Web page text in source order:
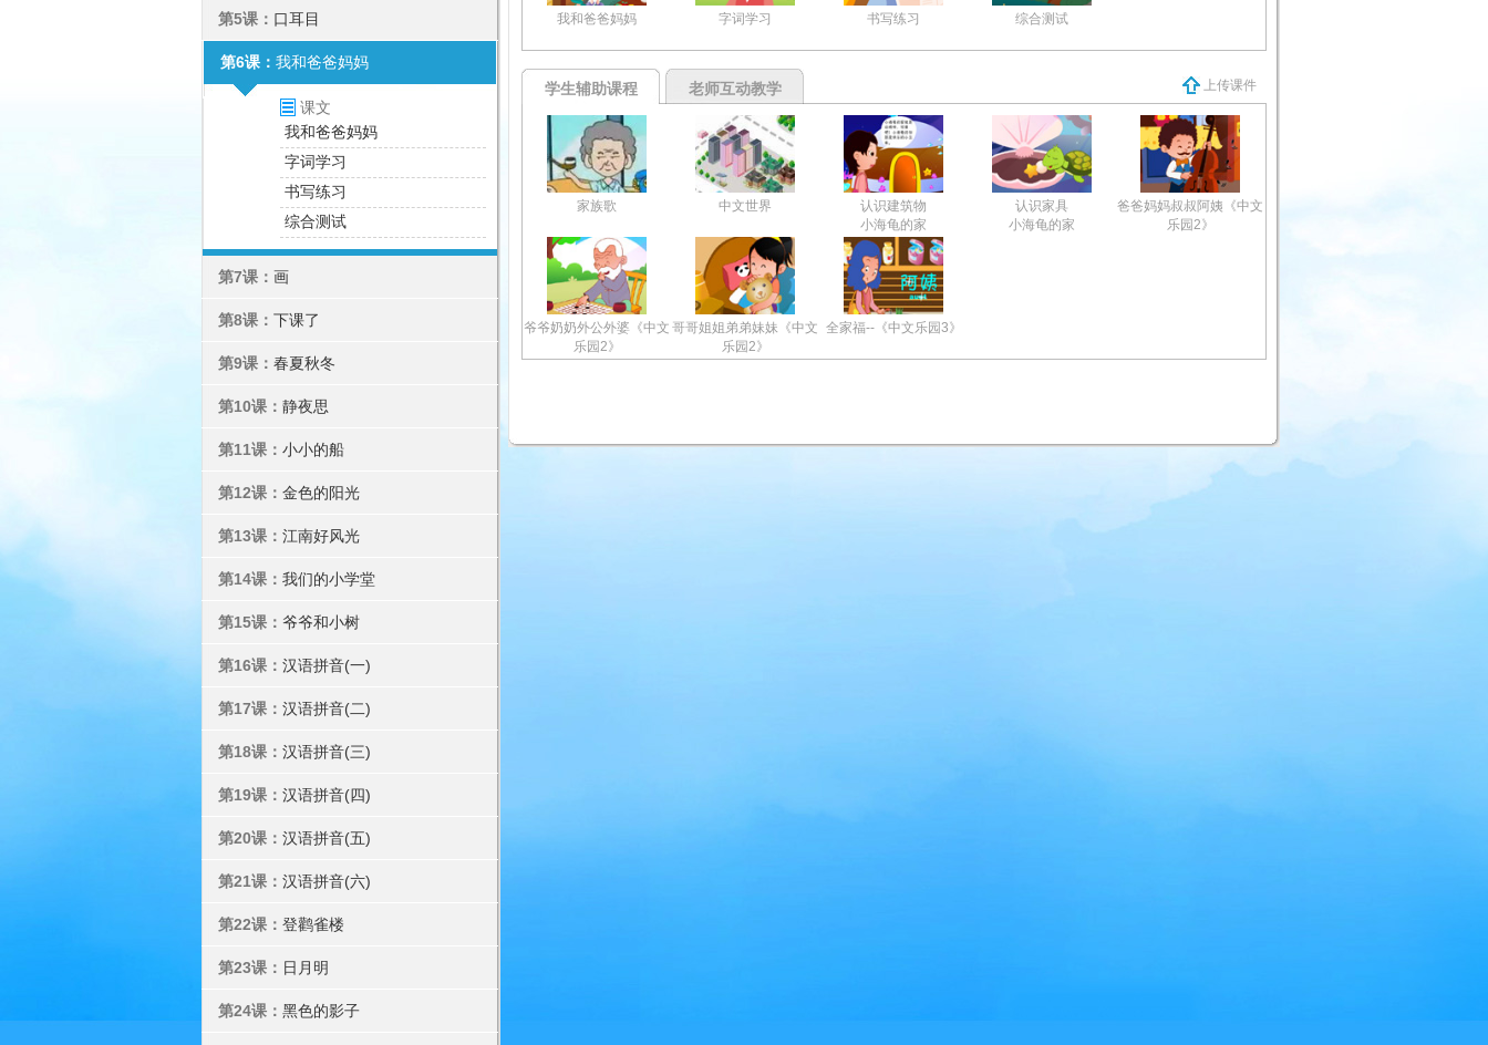
第5课： 口耳目
第6课： 我和爸爸妈妈
课文
我和爸爸妈妈
字词学习
书写练习
综合测试
第7课： 画
第8课： 下课了
第9课： 春夏秋冬
第10课： 静夜思
第11课： 小小的船
第12课： 金色的阳光
第13课： 江南好风光
第14课： 我们的小学堂
第15课： 爷爷和小树
第16课： 汉语拼音(一)
第17课： 汉语拼音(二)
第18课： 汉语拼音(三)
第19课： 汉语拼音(四)
第20课： 汉语拼音(五)
第21课： 汉语拼音(六)
第22课： 登鹳雀楼
第23课： 日月明
第24课： 黑色的影子
我和爸爸妈妈 字词学习 书写练习 综合测试
学生辅助课程 老师互动教学 上传课件
家族歌 中文世界
认识建筑物
小海龟的家
认识家具
小海龟的家
爸爸妈妈叔叔阿姨《中文
乐园2》
爷爷奶奶外公外婆《中文
乐园2》
哥哥姐姐弟弟妹妹《中文
乐园2》
全家福--《中文乐园3》